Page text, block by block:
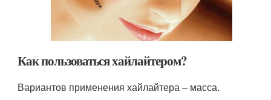
Как пользоваться хайлайтером?
Вариантов применения хайлайтера – масса.